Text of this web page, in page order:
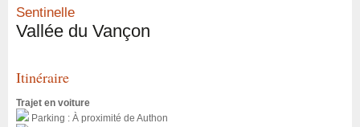
Sentinelle
Vallée du Vançon
Itinéraire
Trajet en voiture
Parking : À proximité de Authon